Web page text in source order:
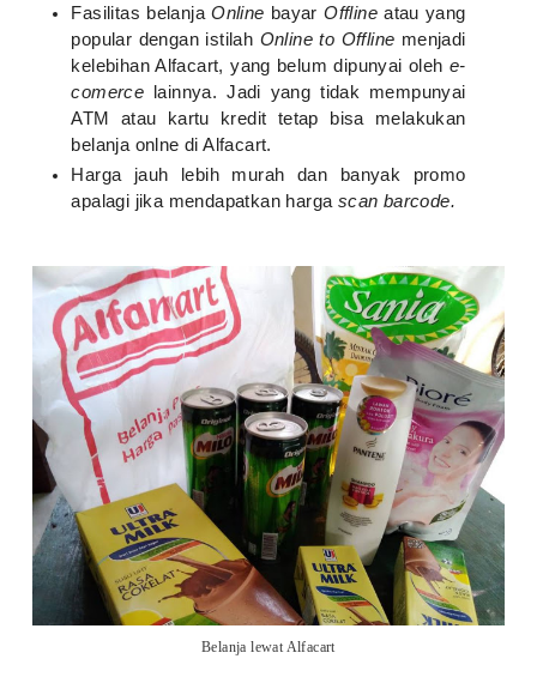
Fasilitas belanja Online bayarOfflineatau yang
popular dengan istilah Online to Offline menjadi
kelebihan Alfacart, yang belum dipunyai oleh e-
comerce lainnya. Jadi yang tidak mempunyai
ATM atau kartu kredit tetap bisa melakukan
belanja onlne di Alfacart.
Harga jauh lebih murah dan banyak promo
apalagi jika mendapatkan harga scan barcode.
Belanja lewat Alfacart